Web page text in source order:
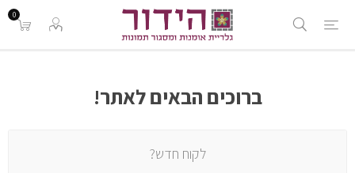
0
ברוכים הבאים לאתר!
לקוח חדש?